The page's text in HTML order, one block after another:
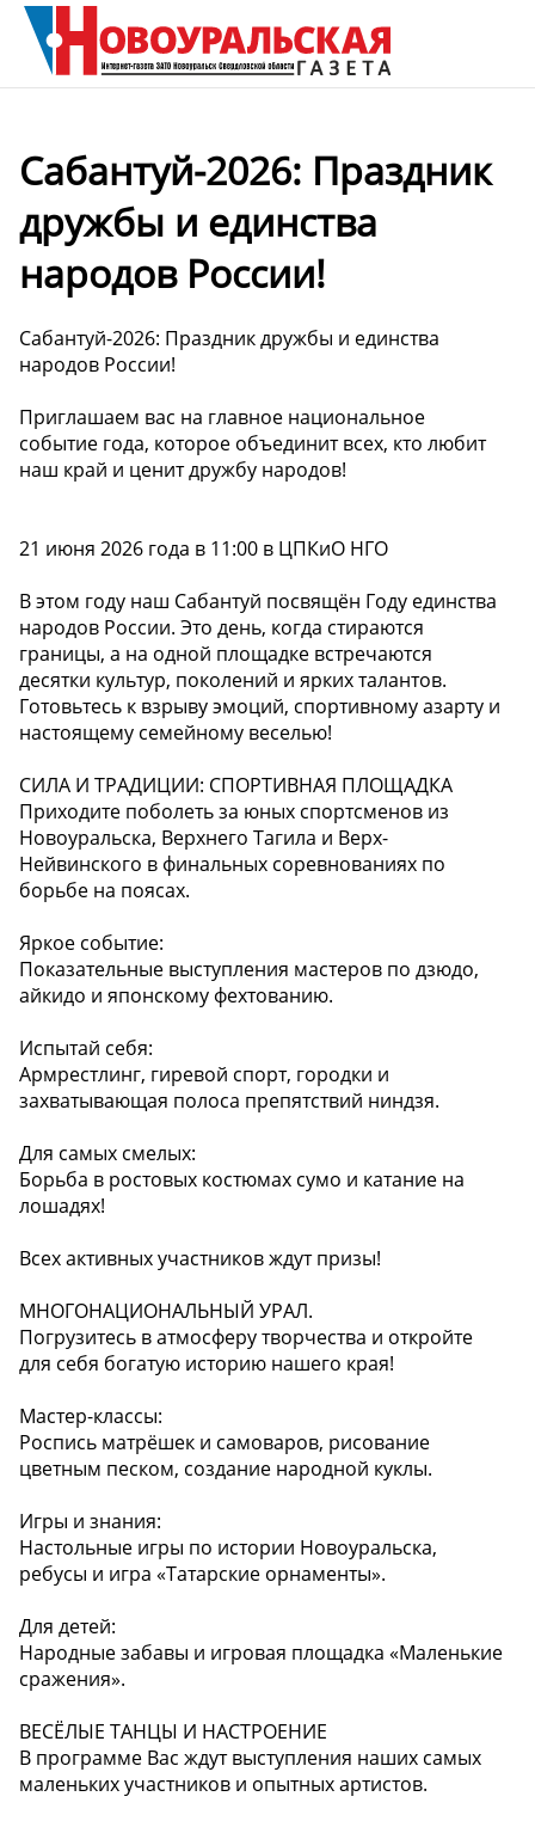
Сабантуй-2026: Праздник
дружбы и единства
народов России!
Сабантуй-2026: Праздник дружбы и единства
народов России!
Приглашаем вас на главное национальное
событие года, которое объединит всех, кто любит
наш край и ценит дружбу народов!
21 июня 2026 года в 11:00 в ЦПКиО НГО
В этом году наш Сабантуй посвящён Году единства
народов России. Это день, когда стираются
границы, а на одной площадке встречаются
десятки культур, поколений и ярких талантов.
Готовьтесь к взрыву эмоций, спортивному азарту и
настоящему семейному веселью!
СИЛА И ТРАДИЦИИ: СПОРТИВНАЯ ПЛОЩАДКА
Приходите поболеть за юных спортсменов из
Новоуральска, Верхнего Тагила и Верх-
Нейвинского в финальных соревнованиях по
борьбе на поясах.
Яркое событие:
Показательные выступления мастеров по дзюдо,
айкидо и японскому фехтованию.
Испытай себя:
Армрестлинг, гиревой спорт, городки и
захватывающая полоса препятствий ниндзя.
Для самых смелых:
Борьба в ростовых костюмах сумо и катание на
лошадях!
Всех активных участников ждут призы!
МНОГОНАЦИОНАЛЬНЫЙ УРАЛ.
Погрузитесь в атмосферу творчества и откройте
для себя богатую историю нашего края!
Мастер-классы:
Роспись матрёшек и самоваров, рисование
цветным песком, создание народной куклы.
Игры и знания:
Настольные игры по истории Новоуральска,
ребусы и игра «Татарские орнаменты».
Для детей:
Народные забавы и игровая площадка «Маленькие
сражения».
ВЕСЁЛЫЕ ТАНЦЫ И НАСТРОЕНИЕ
В программе Вас ждут выступления наших самых
маленьких участников и опытных артистов.